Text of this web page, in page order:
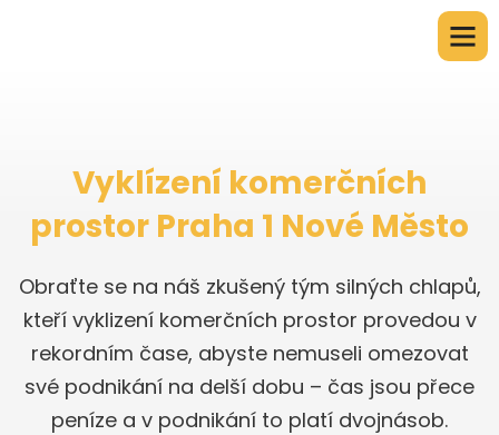
Vyklízení komerčních
prostor Praha 1 Nové Město
Obraťte se na náš zkušený tým silných chlapů,
kteří vyklizení komerčních prostor provedou v
rekordním čase, abyste nemuseli omezovat
své podnikání na delší dobu – čas jsou přece
peníze a v podnikání to platí dvojnásob.